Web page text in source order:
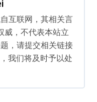
互联网，其相关言
威，不代表本站立
，请提交相关链接
我们将及时予以处